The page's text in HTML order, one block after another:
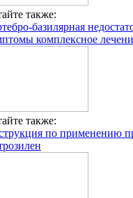
также:
базилярная
комплексное
также:
по применению